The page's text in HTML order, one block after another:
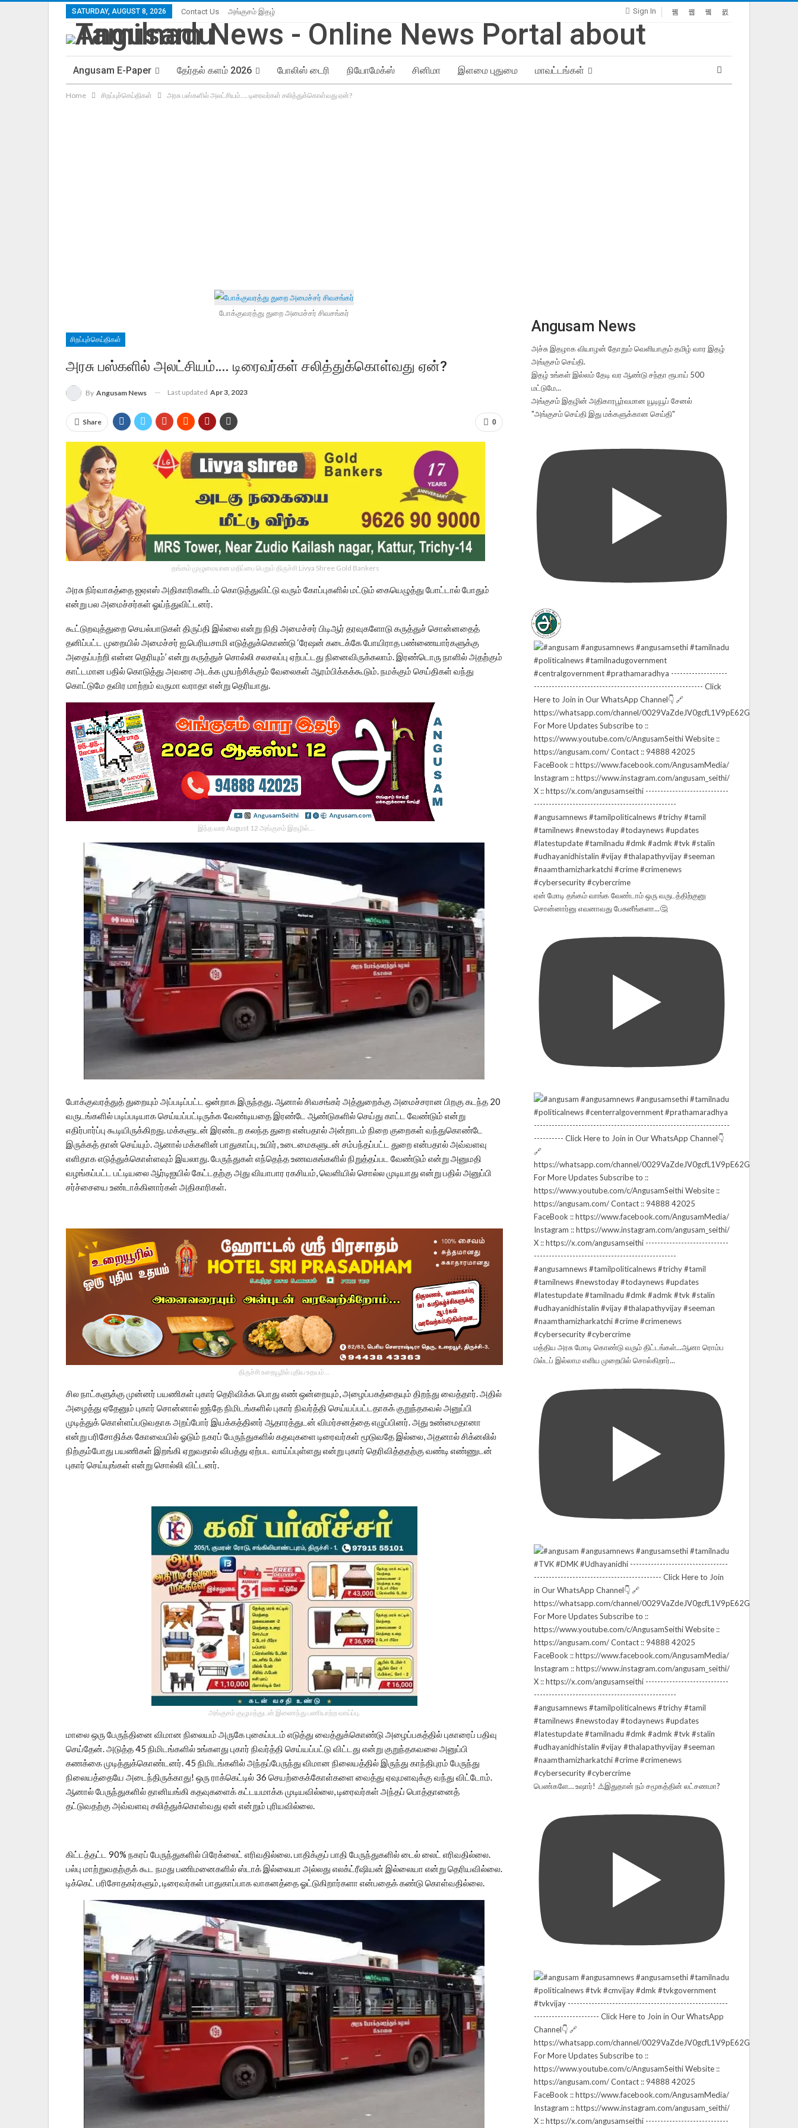
Sign In
SATURDAY, AUGUST 8, 2026 Contact Us அங்குசம் இதழ்
Angusam E-Paper தேர்தல் களம் 2026 போலிஸ் டைரி நியோமேக்ஸ் சினிமா இளமை புதுமை மாவட்டங்கள்
Home சிறப்புச்செய்திகள் அரசு பஸ்களில் அலட்சியம்…. டிரைவர்கள் சலித்துக்கொள்வது ஏன்?
போக்குவரத்து துறை அமைச்சர் சிவசங்கர்
சிறப்புச்செய்திகள்
அரசு பஸ்களில் அலட்சியம்…. டிரைவர்கள் சலித்துக்கொள்வது ஏன்?
By Angusam News Last updated Apr 3, 2023
0
Share
தங்கம் முழுமையான மதிப்பை பெறும் திருச்சி Livya Shree Gold Bankers
அரசு நிர்வாகத்தை ஐஏஎஸ் அதிகாரிகளிடம் கொடுத்துவிட்டு வரும் கோப்புகளில் மட்டும் கையெழுத்து போட்டால் போதும்
என்று பல அமைச்சர்கள் ஓய்ந்துவிட்டனர்.
கூட்டுறவுத்துறை செயல்பாடுகள் திருப்தி இல்லை என்று நிதி அமைச்சர் பிடிஆர் தரவுகளோடு கருத்துச் சொன்னதைத்
தனிப்பட்ட முறையில் அமைச்சர் ஐ.பெரியசாமி எடுத்துக்கொண்டு ‘ரேஷன் கடைக்கே போயிராத பண்ணையார்களுக்கு
அதைப்பற்றி என்ன தெரியும்’ என்று கருத்துச் சொல்லி சலசலப்பு ஏற்பட்டது நினைவிருக்கலாம். இரண்டொரு நாளில் அதற்கும்
காட்டமான பதில் கொடுத்து அவரை அடக்க முயற்சிக்கும் வேலைகள் ஆரம்பிக்கக்கூடும். நமக்கும் செய்திகள் வந்து
கொட்டுமே தவிர மாற்றம் வருமா வராதா என்று தெரியாது.
இந்த வார August 12 அங்குசம் இதழில்…
போக்குவரத்துத் துறையும் அப்படிப்பட்ட ஒன்றாக இருந்தது. ஆனால் சிவசங்கர் அத்துறைக்கு அமைச்சரான பிறகு கடந்த 20
வருடங்களில் படிப்படியாக செய்யப்பட்டிருக்க வேண்டியதை இரண்டே ஆண்டுகளில் செய்து காட்ட வேண்டும் என்று
எதிர்பார்ப்பு கூடியிருக்கிறது. மக்களுடன் இரண்டற கலந்த துறை என்பதால் அன்றாடம் நிறை குறைகள் வந்துகொண்டே
இருக்கத் தான் செய்யும். ஆனால் மக்களின் பாதுகாப்பு, உயிர், உடைமைகளுடன் சம்பந்தப்பட்ட துறை என்பதால் அவ்வளவு
எளிதாக எடுத்துக்கொள்ளவும் இயலாது. பேருந்துகள் எந்தெந்த உணவகங்களில் நிறுத்தப்பட வேண்டும் என்று அனுமதி
வழங்கப்பட்ட பட்டியலை ஆர்டிஐயில் கேட்டதற்கு அது வியாபார ரகசியம், வெளியில் சொல்ல முடியாது என்று பதில் அனுப்பி
சர்ச்சையை உண்டாக்கினார்கள் அதிகாரிகள்.
திருச்சி உறையூரில் புதிய உதயம்...
சில நாட்களுக்கு முன்னர் பயணிகள் புகார் தெரிவிக்க பொது எண் ஒன்றையும், அழைப்பகத்தையும் திறந்து வைத்தார். அதில்
அழைத்து ஏதேனும் புகார் சொன்னால் ஐந்தே நிமிடங்களில் புகார் நிவர்த்தி செய்யப்பட்டதாகக் குறுந்தகவல் அனுப்பி
முடித்துக் கொள்ளப்படுவதாக அறப்போர் இயக்கத்தினர் ஆதாரத்துடன் விமர்சனத்தை எழுப்பினர். அது உண்மைதானா
என்று பரிசோதிக்க கோவையில் ஓடும் நகரப் பேருந்துகளில் கதவுகளை டிரைவர்கள் மூடுவதே இல்லை, அதனால் சிக்னலில்
நிற்கும்போது பயணிகள் இறங்கி ஏறுவதால் விபத்து ஏற்பட வாய்ப்புள்ளது என்று புகார் தெரிவித்ததற்கு வண்டி எண்ணுடன்
புகார் செய்யுங்கள் என்று சொல்லி விட்டனர்.
அங்குசம் குழுமத்துடன் இணைந்து பணியாற்ற வாய்ப்பு.
மாலை ஒரு பேருந்தினை விமான நிலையம் அருகே புகைப்படம் எடுத்து வைத்துக்கொண்டு அழைப்பகத்தில் புகாரைப் பதிவு
செய்தேன். அடுத்த 45 நிமிடங்களில் உங்களது புகார் நிவர்த்தி செய்யப்பட்டு விட்டது என்று குறுந்தகவலை அனுப்பி
கணக்கை முடித்துக்கொண்டனர். 45 நிமிடங்களில் அந்தப்பேருந்து விமான நிலையத்தில் இருந்து காந்திபுரம் பேருந்து
நிலையத்தையே அடைந்திருக்காது! ஒரு ராக்கெட்டில் 36 செயற்கைக்கோள்களை வைத்து ஏவுமளவுக்கு வந்து விட்டோம்.
ஆனால் பேருந்துகளில் தானியங்கி கதவுகளைக் கட்டயமாக்க முடியவில்லை, டிரைவர்கள் அந்தப் பொத்தானைத்
தட்டுவதற்கு அவ்வளவு சலித்துக்கொள்வது ஏன் என்றும் புரியவில்லை.
கிட்டத்தட்ட 90% நகரப் பேருந்துகளில் பிரேக்லைட் எரிவதில்லை. பாதிக்குப் பாதி பேருந்துகளில் டைல் லைட் எரிவதில்லை.
பல்பு மாற்றுவதற்குக் கூட நமது பணிமனைகளில் ஸ்டாக் இல்லையா அல்லது எலக்ட்ரீஷியன் இல்லையா என்று தெரியவில்லை.
டிக்கெட் பரிசோதகர்களும், டிரைவர்கள் பாதுகாப்பாக வாகனத்தை ஓட்டுகிறார்களா என்பதைக் கண்டு கொள்வதில்லை.
Angusam News
அச்சு இதழாக வியாழன் தோறும் வெளியாகும் தமிழ் வார இதழ்
அங்குசம் செய்தி.
இதழ் உங்கள் இல்லம் தேடி வர ஆண்டு சந்தா ரூபாய் 500
மட்டுமே...
அங்குசம் இதழின் அதிகாரபூர்வமான யூடியூப் சேனல்
"அங்குசம் செய்தி இது மக்களுக்கான செய்தி"
ஏன் மோடி தங்கம் வாங்க வேண்டாம் ஒரு வருடத்திற்குனு
சொன்னார்னு எவனாவது பேசுனீங்களா...🤔
மத்திய அரசு மோடி கொண்டு வரும் திட்டங்கள்...ஆனா ரொம்ப
பில்டப் இல்லாம எளிய முறையில் சொல்கிறார்...
பெண்களே… உஷார்! ⚠️இதுதான் நம் சமூகத்தின் லட்சணமா?